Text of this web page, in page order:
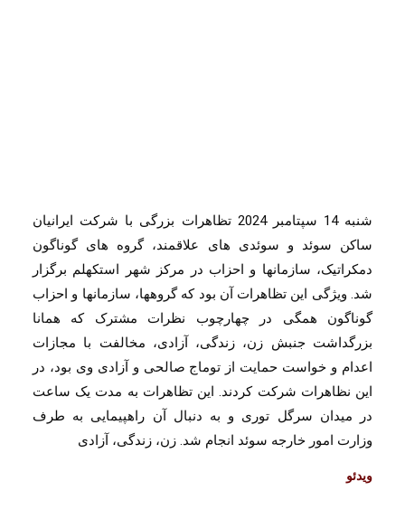
شنبه 14 سپتامبر 2024 تظاهرات بزرگی با شرکت ایرانیان
ساکن سوئد و سوئدی های علاقمند، گروه های گوناگون
دمکراتیک، سازمانها و احزاب در مرکز شهر استکهلم برگزار
شد. ویژگی این تظاهرات آن بود که گروهها، سازمانها و احزاب
گوناگون همگی در چهارچوب نظرات مشترک که همانا
بزرگداشت جنبش زن، زندگی، آزادی، مخالفت با مجازات
این نظاهرات شرکت کردند. این تظاهرات به مدت یک ساعت
وزارت امور خارجه سوئد انجام شد. زن، زندگی، آزادی
ویدئو